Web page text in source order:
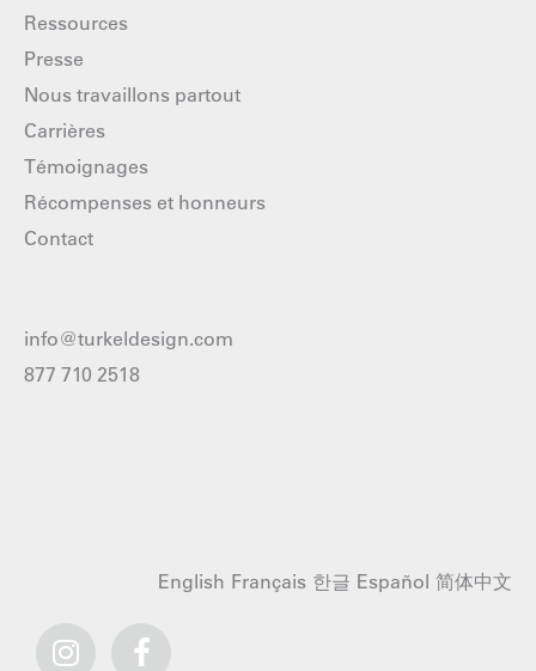
Ressources
Presse
Nous travaillons partout
Carrières
Témoignages
Récompenses et honneurs
Contact
info@turkeldesign.com
877 710 2518
English Français 한글 Español 简体中文